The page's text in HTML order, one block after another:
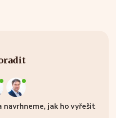
navrhneme, jak ho vyřešit